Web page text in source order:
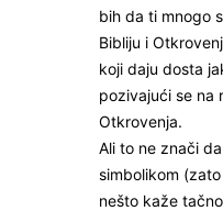
bih da ti mnogo
Bibliju i
koji daju dosta
pozivajući se na
Otkrovenja.
Ali to ne znači
simbolikom
nešto kaže